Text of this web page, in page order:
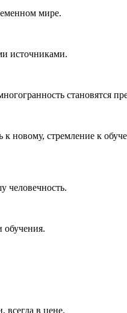
мире.
источниками.
становятся
к новому, стремление к
человечность.
обучения.
всегда в цене.